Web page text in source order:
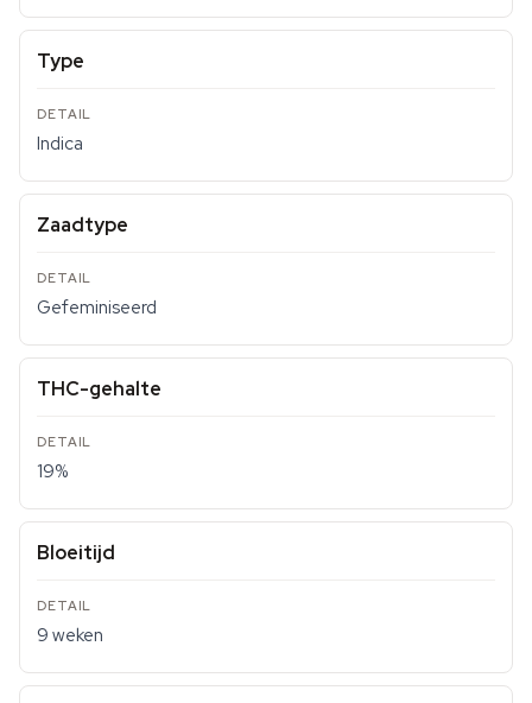
Type
Indica
Zaadtype
Gefeminiseerd
THC-gehalte
19%
Bloeitijd
9 weken